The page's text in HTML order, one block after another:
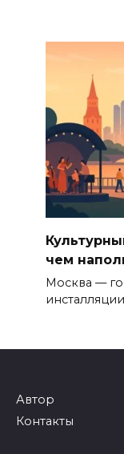
чем
Москва —
Автор
Контакты